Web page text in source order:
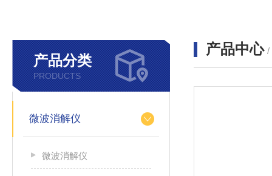
产品分类
PRODUCTS
微波消解仪
微波消解仪
产品中心 /